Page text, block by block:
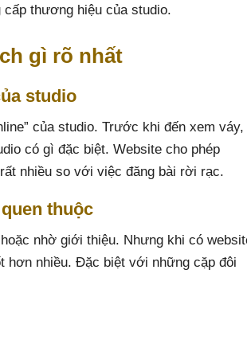
thương hiệu của studio.
gì rõ nhất
studio
của studio. Trước khi đến xem váy,
có gì đặc biệt. Website cho phép
nhiều so với việc đăng bài rời rạc.
thuộc
nhờ giới thiệu. Nhưng khi có
hơn nhiều. Đặc biệt với những cặp đôi